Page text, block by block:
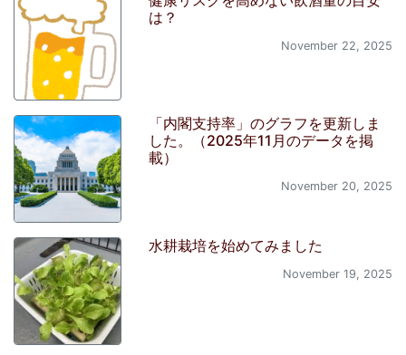
は？
November 22, 2025
「内閣支持率」のグラフを更新しま
した。（2025年11月のデータを掲
載）
November 20, 2025
水耕栽培を始めてみました
November 19, 2025